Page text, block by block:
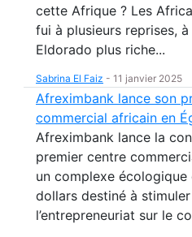
cette Afrique ? Les
fui à plusieurs reprises, à
Eldorado plus riche...
Sabrina El Faiz - 11 janvier 2025
Afreximbank lance son
commercial africain en
Afreximbank lance la
premier centre
un complexe
dollars destiné à
l’entrepreneuriat sur le